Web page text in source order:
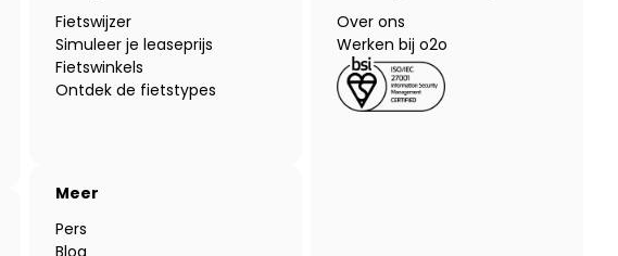
Fietswijzer
Simuleer je leaseprijs
Fietswinkels
Ontdek de fietstypes
Meer
Pers
Blog
Over ons
Werken bij o2o